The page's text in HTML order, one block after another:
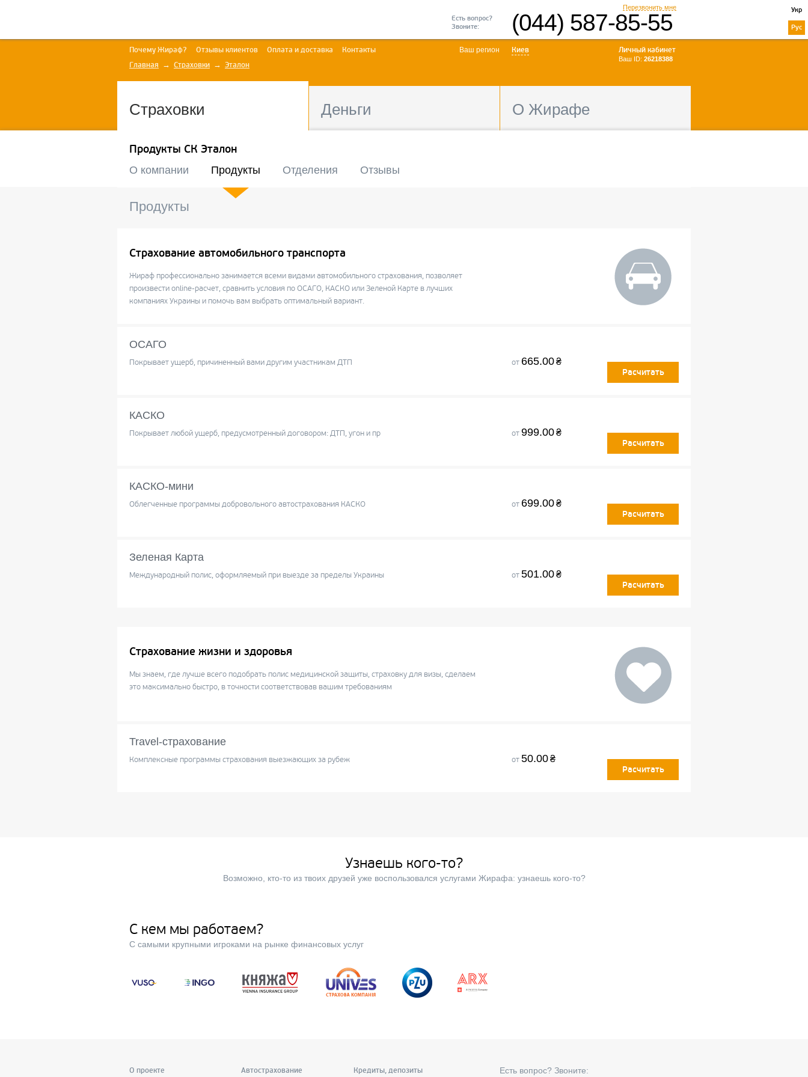
Перезвонить мне
(044) 587-85-55
Есть вопрос?
Звоните:
Почему Жираф? Отзывы клиентов Оплата и доставка
Контакты
Главная
Страховки Эталон
Личный кабинет
Ваш ID: 26218388
Ваш регион Киев
Укр
Рус
Страховки Деньги О Жирафе
Продукты СК Эталон
О компании Продукты Отделения Отзывы
Продукты
Страхование автомобильного транспорта
Жираф профессионально занимается всеми видами автомобильного страхования, позволяет
произвести online-расчет, сравнить условия по ОСАГО, КАСКО или Зеленой Карте в лучших
компаниях Украины и помочь вам выбрать оптимальный вариант.
ОСАГО
Покрывает ущерб, причиненный вами другим участникам ДТП
Расчитать
от 665.00₴
КАСКО
Покрывает любой ущерб, предусмотренный договором: ДТП, угон и пр
Расчитать
от999.00₴
КАСКО-мини
Облегченные программы добровольного автострахования КАСКО
Расчитать
от 699.00₴
Зеленая Карта
Международный полис, оформляемый при выезде за пределы Украины
Расчитать
от501.00₴
Страхование жизни и здоровья
Мы знаем, где лучше всего подобрать полис медицинской защиты, страховку для визы, сделаем
это максимально быстро, в точности соответствовав вашим требованиям
Travel-страхование
Комплексные программы страхования выезжающих за рубеж
Расчитать
от50.00₴
Узнаешь кого-то?
Возможно, кто-то из твоих друзей уже воспользовался услугами Жирафа: узнаешь кого-то?
С кем мы работаем?
С самыми крупными игроками на рынке финансовых услуг
О проекте Автострахование Кредиты, депозиты Есть вопрос? Звоните: